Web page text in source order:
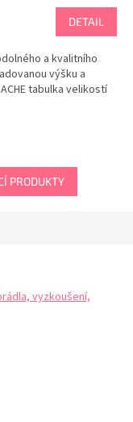
DETAIL
a kvalitního
výšku a
tabulka velikostí
PRODUKTY
vyzkoušení,